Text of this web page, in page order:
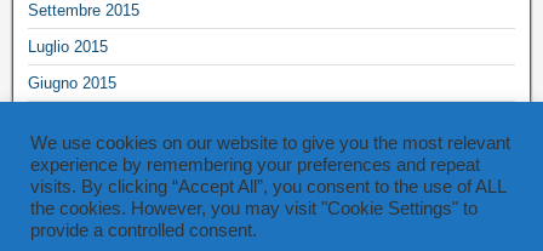
Settembre 2015
Luglio 2015
Giugno 2015
Marzo 2015
Ottobre 2014
We use cookies on our website to give you the most relevant
experience by remembering your preferences and repeat
visits. By clicking “Accept All”, you consent to the use of ALL
the cookies. However, you may visit "Cookie Settings" to
provide a controlled consent.